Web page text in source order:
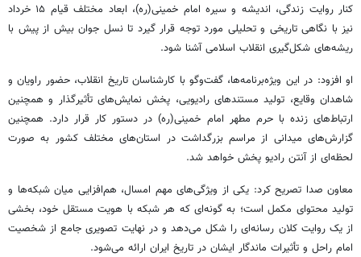
کنار روایت زندگی، اندیشه و سیره امام خمینی(ره)، ابعاد مختلف قیام ۱۵ خرداد
نیز با نگاهی تاریخی و تحلیلی مورد توجه قرار گیرد تا نسل جوان بیش از پیش با
ریشه‌های شکل‌گیری انقلاب اسلامی آشنا شود.
او افزود: در این ویژه‌برنامه‌ها، گفت‌وگو با کارشناسان تاریخ انقلاب، حضور راویان و
شاهدان وقایع، تولید مستندهای رادیویی، پخش نمایش‌های تأثیرگذار و همچنین
ارتباط‌های زنده با حرم مطهر امام خمینی(ره) در دستور کار قرار دارد. همچنین
گزارش‌های میدانی از مراسم بزرگداشت در استان‌های مختلف کشور به صورت
لحظه‌ای از آنتن رادیو پخش خواهد شد.
معاون صدا تصریح کرد: یکی از ویژگی‌های مهم امسال، هم‌افزایی میان شبکه‌ها و
تولید محتوای مکمل است؛ به گونه‌ای که هر شبکه با هویت مستقل خود، بخشی
از یک روایت کلان رسانه‌ای را شکل می‌دهد و در نهایت تصویری جامع از شخصیت
امام راحل و تأثیرات ماندگار ایشان در تاریخ ایران ارائه می‌شود.